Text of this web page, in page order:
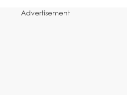
Advertisement